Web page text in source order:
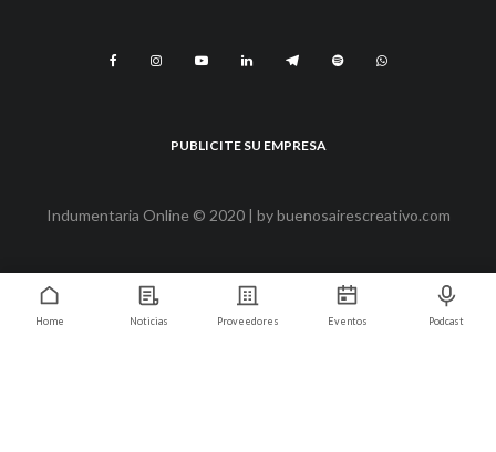
PUBLICITE SU EMPRESA
Indumentaria Online © 2020 | bybuenosairescreativo.com
Home Noticias Proveedores Eventos Podcast